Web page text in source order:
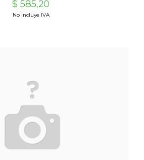
$ 585,20
No incluye IVA